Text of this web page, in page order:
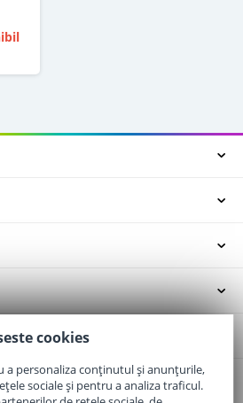
cookies
a personaliza conținutul și anunțurile,
sociale și pentru a analiza traficul.